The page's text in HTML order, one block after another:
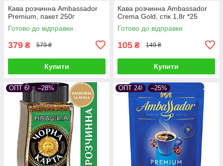
Кава розчинна Ambassador
Premium, пакет 250г
Готово до відправки
379 ₴ 579 ₴
Купити
Кава розчинна Ambassador
Crema Gold, стік 1,8г *25
Готово до відправки
105 ₴ 149 ₴
Купити
ОПТ 6! –28% ОПТ 24! –25%